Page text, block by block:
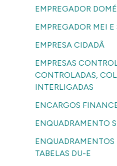
EMPREGADOR
EMPREGADOR MEI
EMPRESA CIDADÃ
EMPRESAS
CONTROLADAS,
INTERLIGADAS
ENCARGOS
ENQUADRAMENTO
ENQUADRAMENTOS
TABELAS DU-E